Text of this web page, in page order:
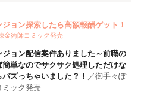
ョン探索したら高額報酬ゲット！
金術師コミック発売
ョン配信案件ありました～前職の
単なのでサクサク処理しただけな
ズっちゃいました？！ ／御手々ぽ
ック発売